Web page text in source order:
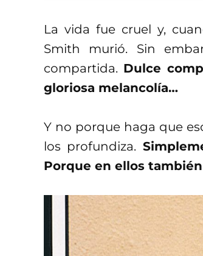
La vida fue cruel y,
Smith murió. Sin
compartida. Dulce
gloriosa melancolía…
Y no porque haga que
los profundiza.
Porque en ellos